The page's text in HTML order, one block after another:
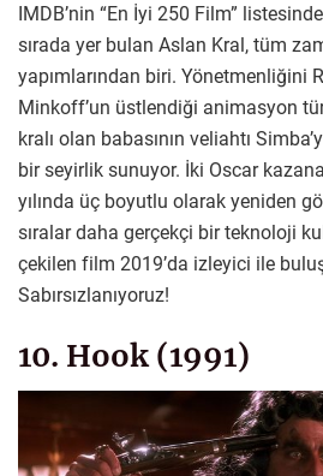
IMDB’nin “En İyi 250 Film”
sırada yer bulan Aslan Kral, tüm
yapımlarından biri. Yönetmenliğini
Minkoff’un üstlendiği animasyon
kralı olan babasının veliahtı
bir seyirlik sunuyor. İki Oscar
yılında üç boyutlu olarak yeniden
sıralar daha gerçekçi bir teknoloji
çekilen film 2019’da izleyici ile
Sabırsızlanıyoruz!
10. Hook (1991)